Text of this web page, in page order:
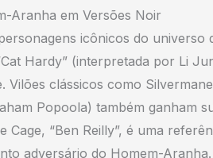
Aranha em Versões Noir
icônicos do
Hardy” (interpretada por Li
Vilões clássicos como
Popoola) também ganham
Cage, “Ben Reilly”, é uma
adversário do Homem-Aranha.